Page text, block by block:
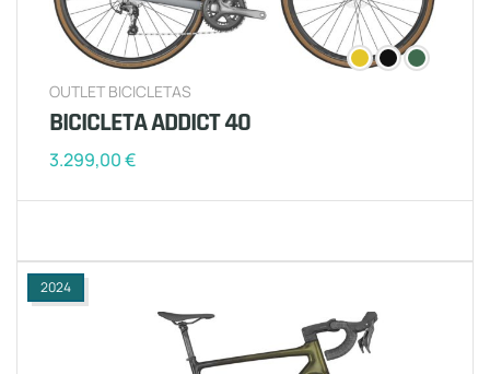
OUTLET BICICLETAS
BICICLETA ADDICT 40
3.299,00€
2024